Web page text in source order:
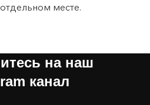
месте.
на наш
канал